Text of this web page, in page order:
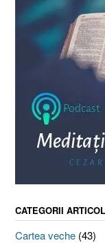
CATEGORII
Cartea veche (43)